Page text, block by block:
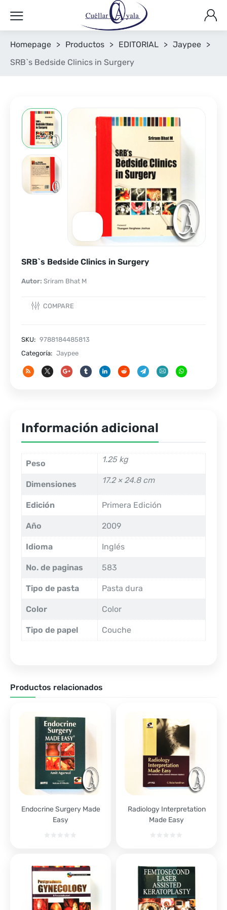
Homepage > Productos > EDITORIAL > Jaypee >
SRB`s Bedside Clinics in Surgery
SRB`s Bedside Clinics in Surgery
Autor: Sriram Bhat M
COMPARE
SKU: 9788184485813
Categoría: Jaypee
Información adicional
Peso 1.25 kg
Dimensiones 17.2 × 24.8 cm
Edición Primera Edición
Año 2009
Idioma Inglés
No. de paginas 583
Tipo de pasta Pasta dura
Color Color
Tipo de papel Couche
Productos relacionados
Endocrine Surgery Made
Easy
Radiology Interpretation
Made Easy